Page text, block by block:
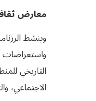
معارض
وينشط
واستعراضات
التاريخي
الاجتماعي،